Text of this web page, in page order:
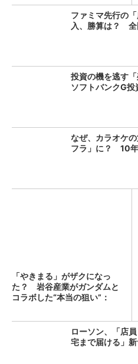
ファミマ先行の
入、勝算は？ 全
投資の機を逃す
ソフトバンクG投
なぜ、カラオケ
フラ」に？ 10年
「やきまる」がザクになっ
た？ 岩谷産業がガンダムと
コラボした“本当の狙い”：
ローソン、「店
宅まで届ける」